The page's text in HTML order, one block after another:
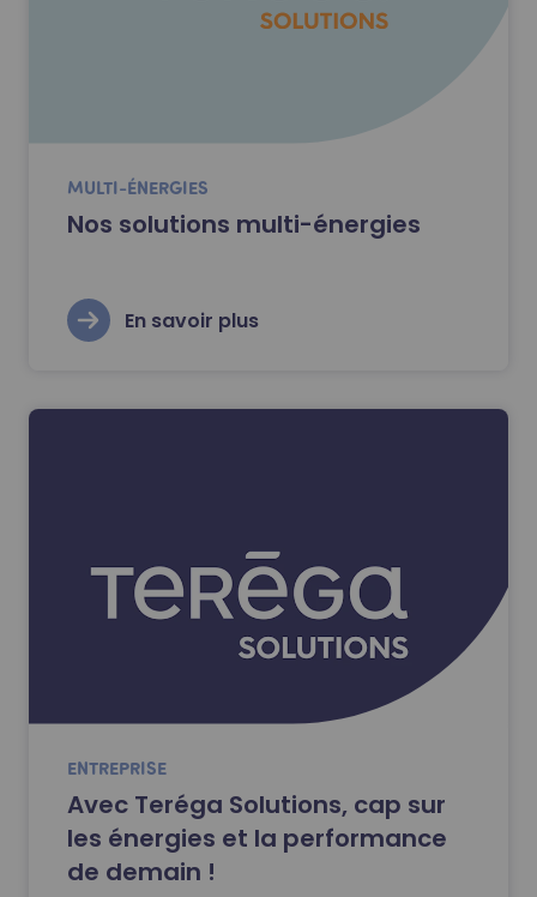
MULTI-ÉNERGIES
Nos solutions multi-énergies
En savoir plus
ENTREPRISE
Avec Teréga Solutions, cap sur
les énergies et la performance
de demain !